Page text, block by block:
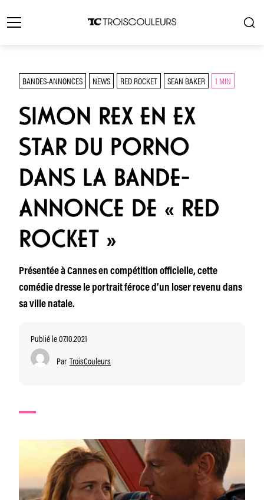
BANDES-ANNONCES NEWS RED ROCKET SEAN BAKER 1 MIN
SIMON REX EN EX
STAR DU PORNO
DANS LA BANDE-
ANNONCE DE « RED
ROCKET »
Présentée à Cannes en compétition officielle, cette
comédie dresse le portrait féroce d’un loser revenu dans
sa ville natale.
Publié le 07.10.2021
Par TroisCouleurs